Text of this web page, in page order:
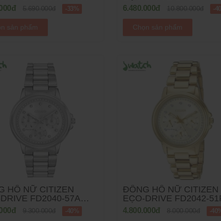
-33%
sản phẩm
DÂY KIM LOẠI
6.480.000đ -
Chọn sản phẩm
HỒ NỮ CITIZEN
FD2040-57A
LOẠI
-40%
ĐỒNG HỒ NỮ CITIZEN
ECO-DRIVE FD2042-
DÂY KIM LOẠI
4.800.000đ -